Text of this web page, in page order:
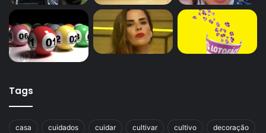
Tags
casa cuidados cuidar cultivar cultivo decoração